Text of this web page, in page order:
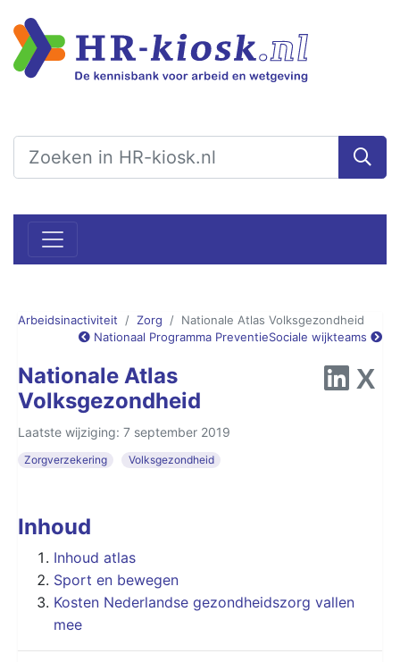
Arbeidsinactiviteit Zorg
Nationale Atlas Volksgezondheid
Nationaal Programma PreventieSociale wijkteams
Nationale Atlas
Volksgezondheid
Laatste wijziging: 7 september 2019
Zorgverzekering Volksgezondheid
Inhoud
Inhoud atlas
Sport en bewegen
Kosten Nederlandse gezondheidszorg vallen
mee